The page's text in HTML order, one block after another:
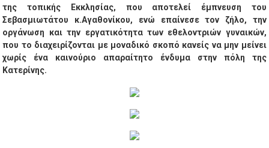
της τοπικής Εκκλησίας, που αποτελεί έμπνευση του
Σεβασμιωτάτου κ.Αγαθονίκου, ενώ επαίνεσε τον ζήλο, την
οργάνωση και την εργατικότητα των εθελοντριών γυναικών,
που το διαχειρίζονται με μοναδικό σκοπό κανείς να μην μείνει
χωρίς ένα καινούριο απαραίτητο ένδυμα στην πόλη της
Κατερίνης.